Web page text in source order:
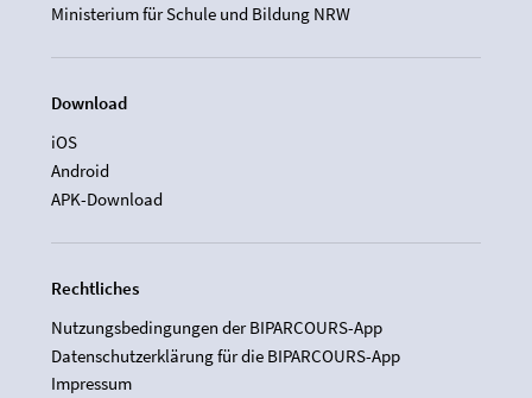
Ministerium für Schule und Bildung NRW
Download
iOS
Android
APK-Download
Rechtliches
Nutzungsbedingungen der BIPARCOURS-App
Datenschutzerklärung für die BIPARCOURS-App
Impressum